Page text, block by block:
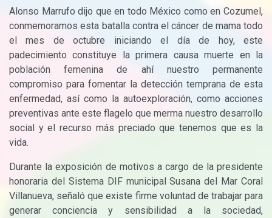
Alonso Marrufo dijo que en todo México como en Cozumel,
conmemoramos esta batalla contra el cáncer de mama todo
el mes de octubre iniciando el día de hoy, este
padecimiento constituye la primera causa muerte en la
población femenina de ahí nuestro permanente
compromiso para fomentar la detección temprana de esta
enfermedad, así como la autoexploración, como acciones
preventivas ante este flagelo que merma nuestro desarrollo
social y el recurso más preciado que tenemos que es la
vida.
Durante la exposición de motivos a cargo de la presidente
honoraria del Sistema DIF municipal Susana del Mar Coral
Villanueva, señaló que existe firme voluntad de trabajar para
generar conciencia y sensibilidad a la sociedad,